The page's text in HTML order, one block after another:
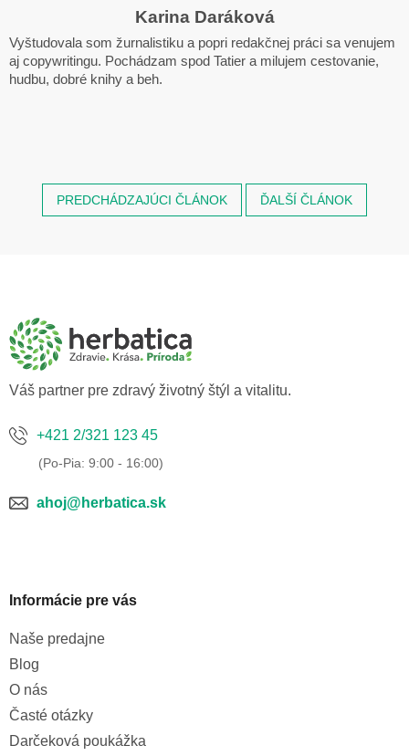
Karina Daráková
Vyštudovala som žurnalistiku a popri redakčnej práci sa venujem
aj copywritingu. Pochádzam spod Tatier a milujem cestovanie,
hudbu, dobré knihy a beh.
PREDCHÁDZAJÚCI ČLÁNOK ĎALŠÍ ČLÁNOK
Váš partner pre zdravý životný štýl a vitalitu.
+421 2/321 123 45
ahoj@herbatica.sk
Informácie pre vás
Naše predajne
Blog
O nás
Časté otázky
Darčeková poukážka